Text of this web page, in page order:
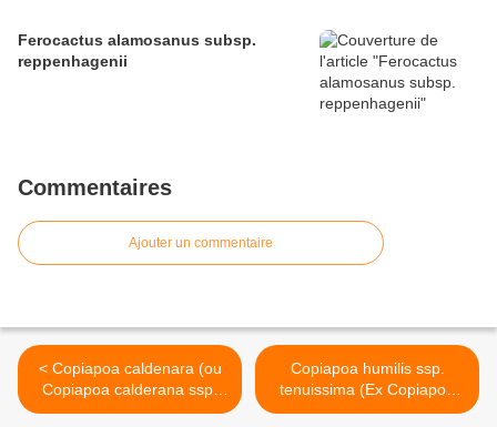
Ferocactus alamosanus subsp.
reppenhagenii
Commentaires
Ajouter un commentaire
< Copiapoa caldenara (ou
Copiapoa calderana ssp.
calderana Ex Copiapoa
Copiapoa humilis ssp.
tenuissima (Ex Copiapoa
tenuissima) >